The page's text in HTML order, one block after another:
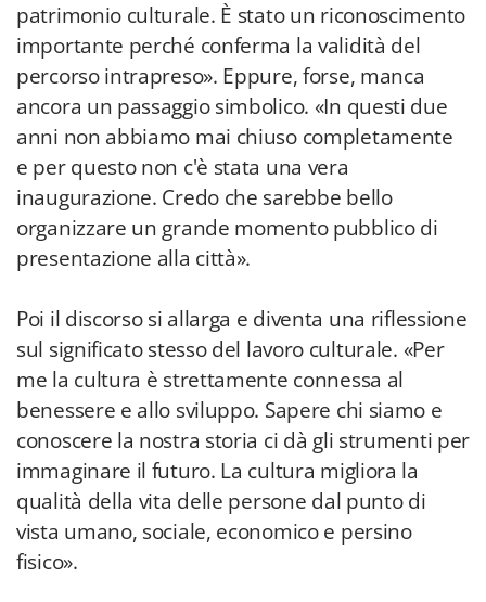
patrimonio culturale. È stato un riconoscimento
importante perché conferma la validità del
percorso intrapreso». Eppure, forse, manca
ancora un passaggio simbolico. «In questi due
anni non abbiamo mai chiuso completamente
e per questo non c'è stata una vera
inaugurazione. Credo che sarebbe bello
organizzare un grande momento pubblico di
presentazione alla città».
Poi il discorso si allarga e diventa una riflessione
sul significato stesso del lavoro culturale. «Per
me la cultura è strettamente connessa al
benessere e allo sviluppo. Sapere chi siamo e
conoscere la nostra storia ci dà gli strumenti per
immaginare il futuro. La cultura migliora la
qualità della vita delle persone dal punto di
vista umano, sociale, economico e persino
fisico».